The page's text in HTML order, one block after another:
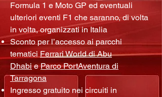
Formula 1 e Moto GP ed eventuali
ulteriori eventi F1 che saranno, di volta
in volta, organizzati in Italia
Sconto per l’accesso ai parcchi
tematiciFerrari World di Abu
DhabieParco PortAventura di
Tarragona
Ingresso gratuito nei circuiti in